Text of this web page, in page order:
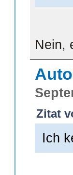
Nein,
Zitat
Ich